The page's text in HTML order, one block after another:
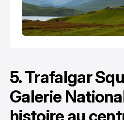
5. Trafalgar
Galerie
histoire au